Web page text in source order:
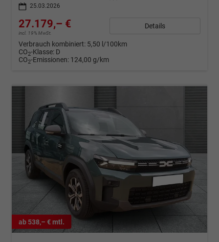
25.03.2026
27.179,– €
incl. 19% MwSt.
Details
Verbrauch kombiniert: 5,50 l/100km
CO2-Klasse: D
CO2-Emissionen: 124,00 g/km
ab 538,– € mtl.